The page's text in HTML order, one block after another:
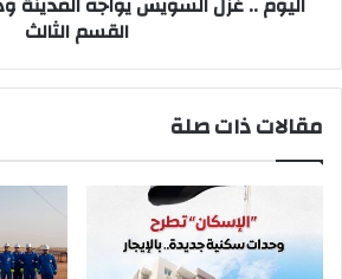
القسم الثالث
مقالات ذات صلة